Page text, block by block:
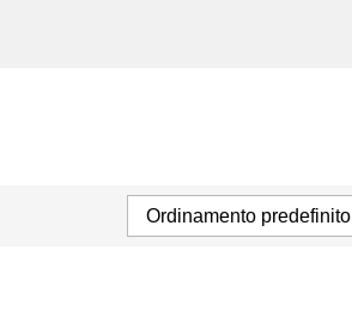
Ordinamento predefinito